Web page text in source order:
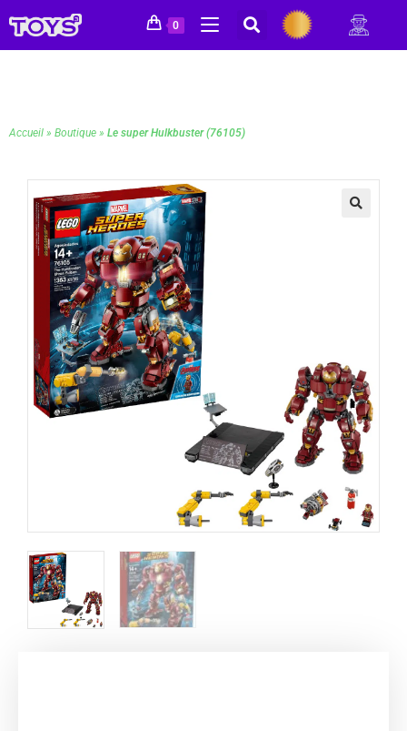
0
Accueil » Boutique » Le super Hulkbuster (76105)